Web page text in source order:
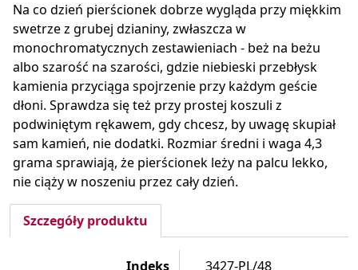
Na co dzień pierścionek dobrze wygląda przy miękkim
swetrze z grubej dzianiny, zwłaszcza w
monochromatycznych zestawieniach - beż na beżu
albo szarość na szarości, gdzie niebieski przebłysk
kamienia przyciąga spojrzenie przy każdym geście
dłoni. Sprawdza się też przy prostej koszuli z
podwiniętym rękawem, gdy chcesz, by uwagę skupiał
sam kamień, nie dodatki. Rozmiar średni i waga 4,3
grama sprawiają, że pierścionek leży na palcu lekko,
nie ciąży w noszeniu przez cały dzień.
Szczegóły produktu
Indeks
3427-PL/48